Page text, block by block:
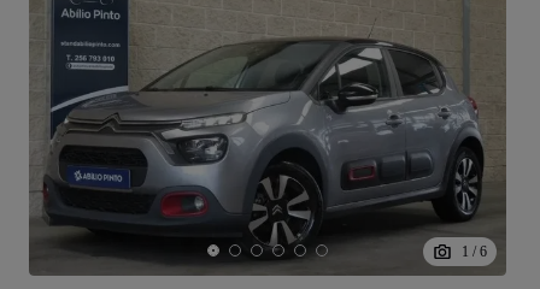
1 / 6